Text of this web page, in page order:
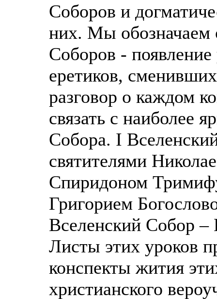
Соборов и
них. Мы
Соборов -
еретиков,
разговор о каждом
связать с наиболее
Собора. I
святителями
Спиридоном
Григорием
Вселенский Собор
Листы этих уроков
конспекты жития
христианского